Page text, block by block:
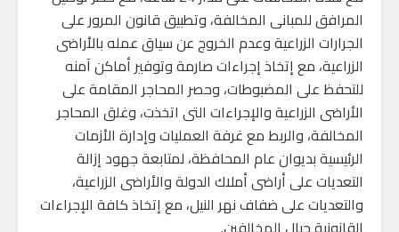
المرافق للمبانى المخالفة، وتطبيق قانون المرور على
الجرارات الزراعية وعدم الخروج عن سياق عمله بالأراضى
الزراعية، مع إتخاذ إجراءات صارمة وتوفير أماكن آمنه
للتحفظ على المضبوطات، وحصر المحاجر المقامة على
الأراضى الزراعية والإجراءات التى اتخذت، وغلق المحاجر
المخالفة، والربط مع غرفة العمليات وإدارة الأزمات
الرئيسية بديوان عام المحافظة، لمتابعة جهود إزالة
التعديات على أراضى أملاك الدولة والأراضى الزراعية،
والتعديات على ضفاف نهر النيل، مع إتخاذ كافة الإجراءات